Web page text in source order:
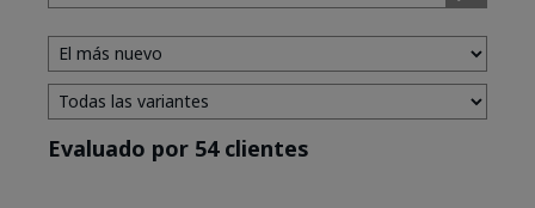
Evaluado por 54 clientes